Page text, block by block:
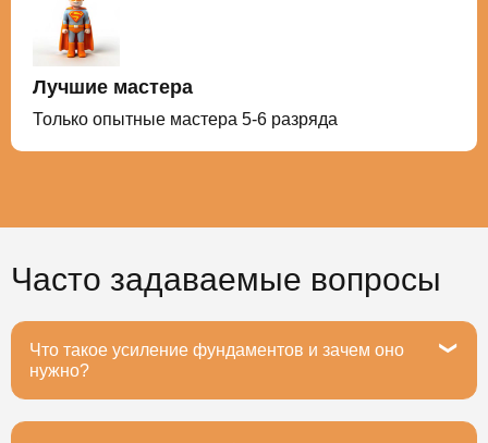
Лучшие мастера
Только опытные мастера 5-6 разряда
Часто задаваемые вопросы
Что такое усиление фундаментов и зачем оно
нужно?